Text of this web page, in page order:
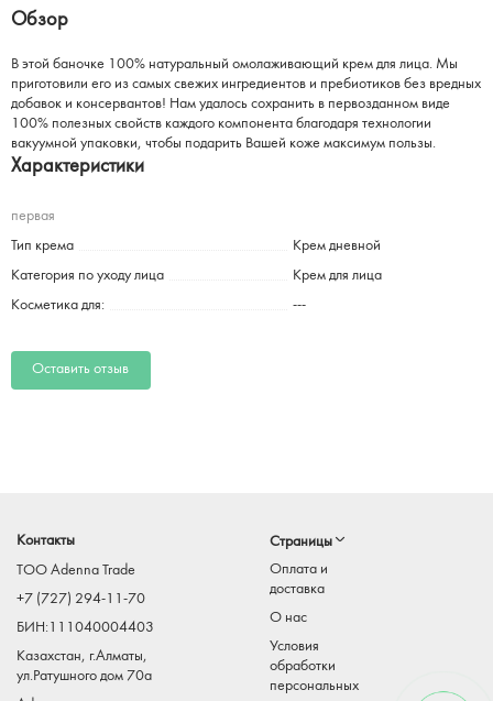
Обзор
В этой баночке 100% натуральный омолаживающий крем для лица. Мы
приготовили его из самых свежих ингредиентов и пребиотиков без вредных
добавок и консервантов! Нам удалось сохранить в первозданном виде
100% полезных свойств каждого компонента благодаря технологии
вакуумной упаковки, чтобы подарить Вашей коже максимум пользы.
Характеристики
первая
Тип крема Крем дневной
Категория по уходу лица Крем для лица
Косметика для: ---
Оставить отзыв
Контакты
TOO Adenna Trade
+7 (727) 294-11-70
БИН:111040004403
Казахстан, г.Алматы,
ул.Ратушного дом 70а
Страницы
Оплата и
доставка
О нас
Условия
обработки
персональных